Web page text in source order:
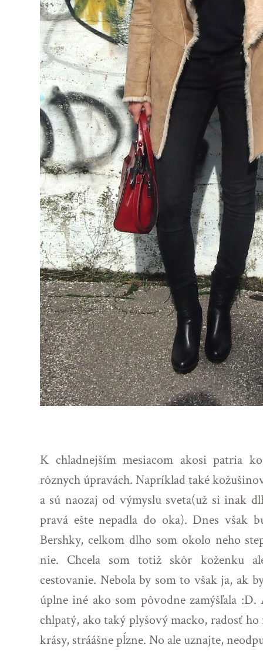
K chladnejším mesiacom akosi patria
rôznych úpravách. Napríklad také
a sú naozaj od výmyslu sveta(už si inak
pravá ešte nepadla do oka). Dnes však
Bershky, celkom dlho som okolo neho
nie. Chcela som totiž skôr koženku
cestovanie. Nebola by som to však ja, ak
úplne iné ako som pôvodne zamýšľala
chlpatý, ako taký plyšový macko, radosť
krásy, stráášne pĺzne. No ale uznajte,